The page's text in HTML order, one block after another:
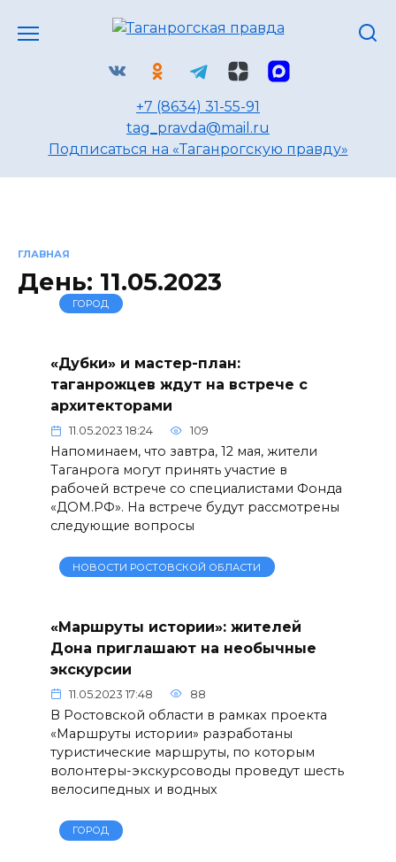
+7 (8634) 31-55-91
tag_pravda@mail.ru
Подписаться на «Таганрогскую правду»
ГЛАВНАЯ
День: 11.05.2023
ГОРОД
«Дубки» и мастер-план:
таганрожцев ждут на встрече с
архитекторами
11.05.2023 18:24 109
Напоминаем, что завтра, 12 мая, жители
Таганрога могут принять участие в
рабочей встрече со специалистами Фонда
«ДОМ.РФ». На встрече будут рассмотрены
следующие вопросы
НОВОСТИ РОСТОВСКОЙ ОБЛАСТИ
«Маршруты истории»: жителей
Дона приглашают на необычные
экскурсии
11.05.2023 17:48 88
В Ростовской области в рамках проекта
«Маршруты истории» разработаны
туристические маршруты, по которым
волонтеры-экскурсоводы проведут шесть
велосипедных и водных
ГОРОД